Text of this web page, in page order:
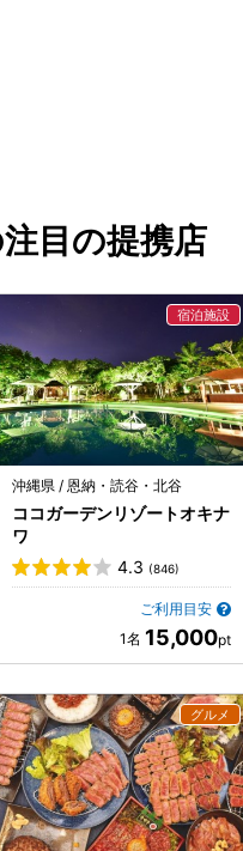
目の提携店
沖縄県 / 恩納・読谷・北谷
ココガーデンリゾートオキナ
ワ
4.3 (846)
ご利用目安
15,000